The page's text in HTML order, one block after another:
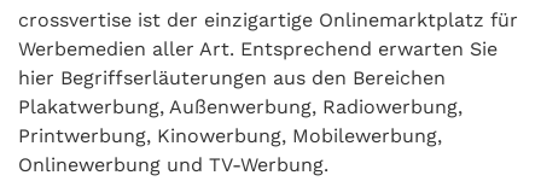
crossvertise ist der einzigartige Onlinemarktplatz für
Werbemedien aller Art. Entsprechend erwarten Sie
hier Begriffserläuterungen aus den Bereichen
Plakatwerbung, Außenwerbung, Radiowerbung,
Printwerbung, Kinowerbung, Mobilewerbung,
Onlinewerbung und TV-Werbung.